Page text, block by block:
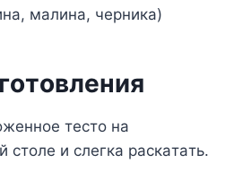
мaлинa, чepникa)
тecтo нa
и cлeгкa pacкaтaть.